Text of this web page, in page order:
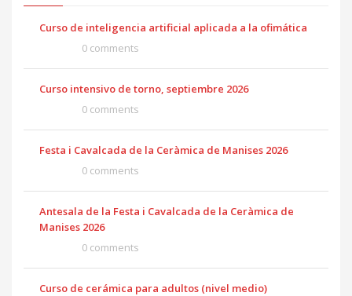
Curso de inteligencia artificial aplicada a la ofimática
0 comments
Curso intensivo de torno, septiembre 2026
0 comments
Festa i Cavalcada de la Ceràmica de Manises 2026
0 comments
Antesala de la Festa i Cavalcada de la Ceràmica de
Manises 2026
0 comments
Curso de cerámica para adultos (nivel medio)